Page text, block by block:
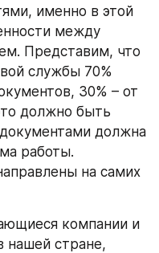
именно в этой
между
Представим, что
службы 70%
30% – от
должно быть
должна
работы.
на самих
компании и
нашей стране,